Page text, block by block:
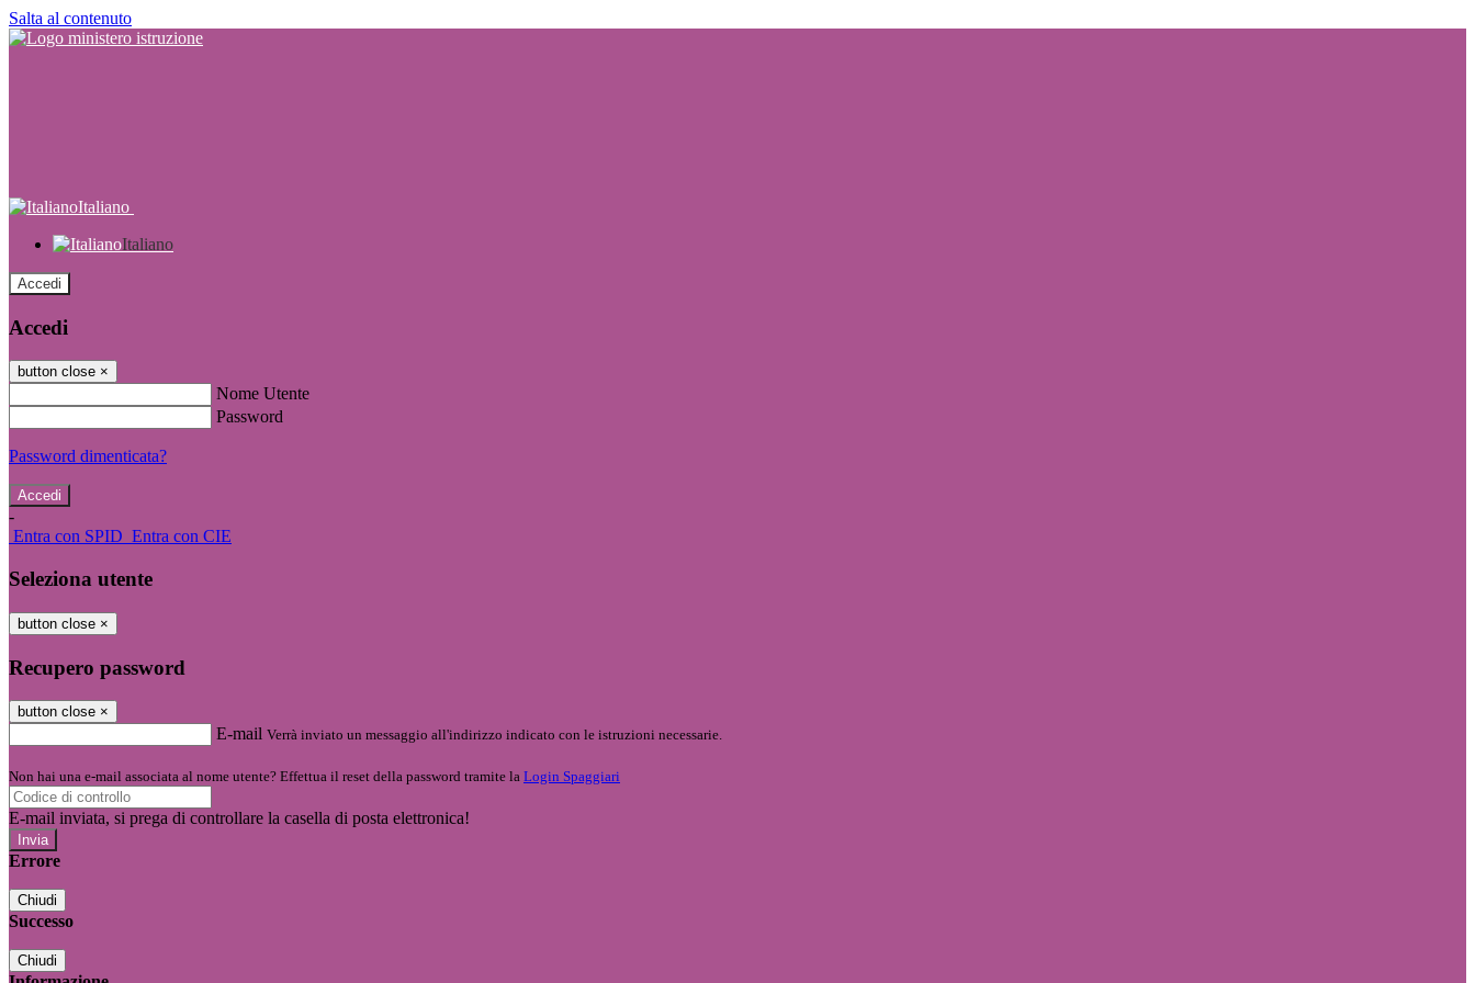
Salta al contenuto
Italiano
Italiano
Accedi
Accedi
button close ×
Nome Utente
Password
Password dimenticata?
-
Entra con SPID Entra con CIE
Seleziona utente
button close ×
Recupero password
button close ×
E-mail Verrà inviato un messaggio all'indirizzo indicato con le istruzioni necessarie.
Non hai una e-mail associata al nome utente? Effettua il reset della password tramite la Login Spaggiari
E-mail inviata, si prega di controllare la casella di posta elettronica!
Errore
Chiudi
Successo
Chiudi